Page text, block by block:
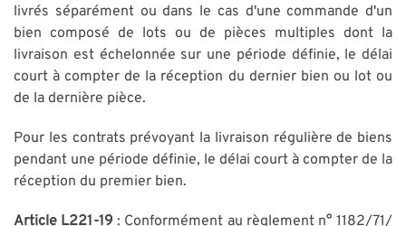
livrés séparément ou dans le cas d'une commande d'un
bien composé de lots ou de pièces multiples dont la
livraison est échelonnée sur une période définie, le délai
court à compter de la réception du dernier bien ou lot ou
de la dernière pièce.
Pour les contrats prévoyant la livraison régulière de biens
pendant une période définie, le délai court à compter de la
réception du premier bien.
Article L221-19 : Conformément au règlement n° 1182/71/